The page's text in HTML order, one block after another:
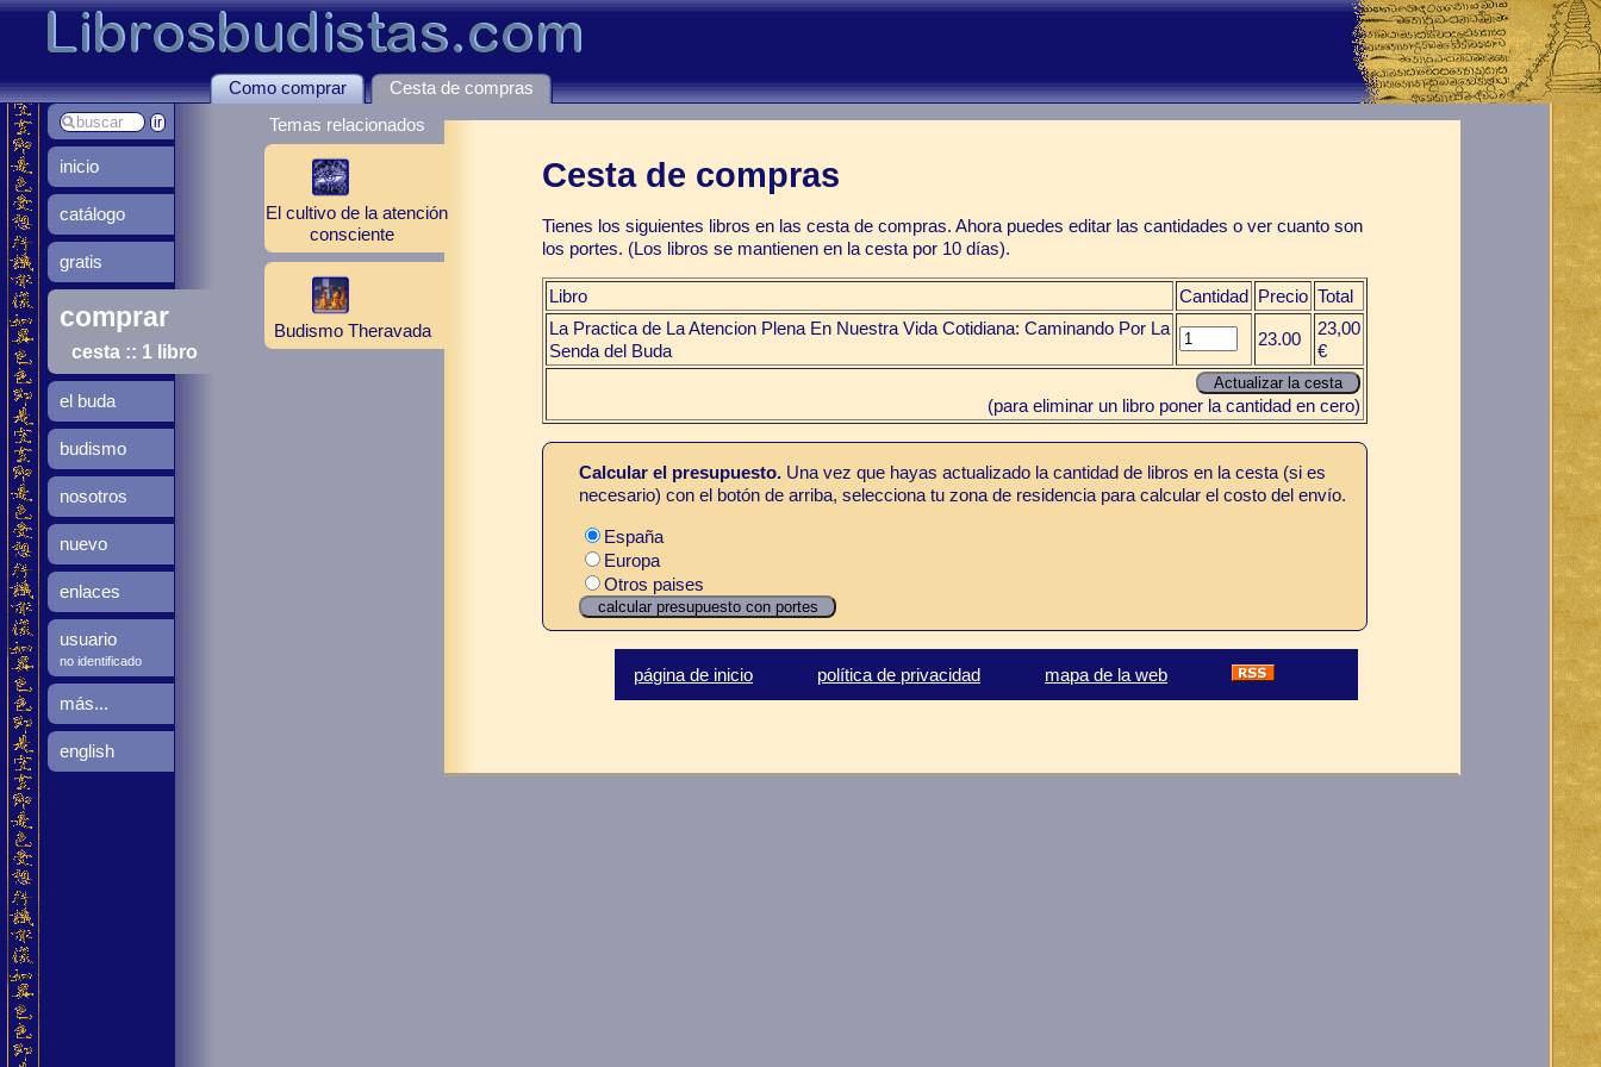
Cesta de compras
Tienes los siguientes libros en las cesta de compras. Ahora puedes editar las cantidades o ver cuanto son
los portes. (Los libros se mantienen en la cesta por 10 días).
Libro Cantidad Precio Total
La Practica de La Atencion Plena En Nuestra Vida Cotidiana: Caminando Por La
Senda del Buda
23.00
23,00
€
(para eliminar un libro poner la cantidad en cero)
Calcular el presupuesto. Una vez que hayas actualizado la cantidad de libros en la cesta (si es
necesario) con el botón de arriba, selecciona tu zona de residencia para calcular el costo del envío.
España
Europa
Otros paises
página de inicio política de privacidad mapa de la web
Como comprar
Cesta de compras
Temas relacionados
El cultivo de la atención
consciente
Budismo Theravada
inicio
catálogo
gratis
comprar
cesta :: 1 libro
el buda
budismo
nosotros
nuevo
enlaces
usuario
no identificado
más...
english